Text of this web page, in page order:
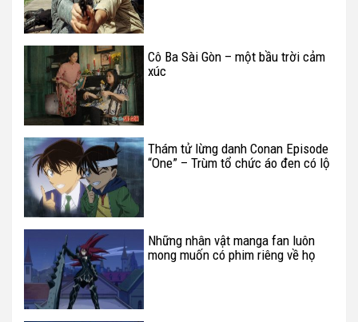
Cô Ba Sài Gòn – một bầu trời cảm
xúc
Thám tử lừng danh Conan Episode
“One” – Trùm tổ chức áo đen có lộ
Những nhân vật manga fan luôn
mong muốn có phim riêng về họ